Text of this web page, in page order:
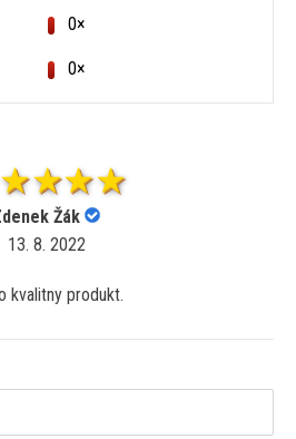
0×
0×
Žák
13. 8. 2022
kvalitny produkt.